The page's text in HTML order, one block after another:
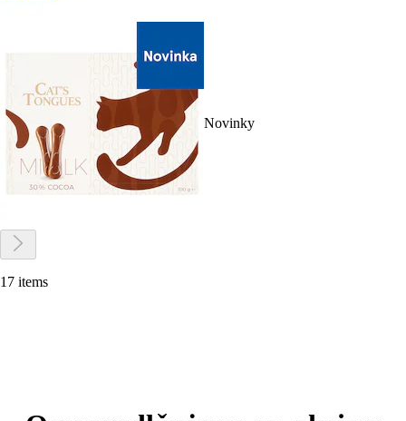
Novinky
17 items